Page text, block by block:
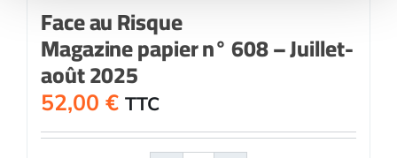
Face au Risque
Magazine papier n° 608 – Juillet-
août 2025
52,00 € TTC